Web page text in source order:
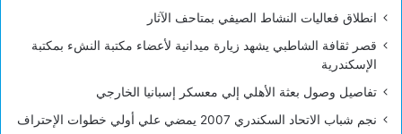
انطلاق فعاليات النشاط الصيفي بمتاحف الآثار
قصر ثقافة الشاطبي يشهد زيارة ميدانية لأعضاء مكتبة النشء بمكتبة
الإسكندرية
تفاصيل وصول بعثة الأهلي إلي معسكر إسبانيا الخارجي
نجم شباب الاتحاد السكندري 2007 يمضي علي أولي خطوات الإحتراف